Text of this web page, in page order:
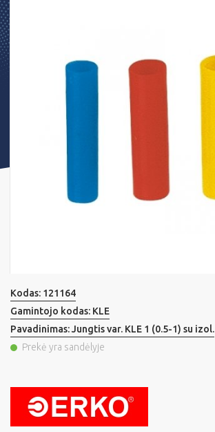
Kodas: 121164
Gamintojo kodas: KLE
Pavadinimas:Jungtis var. KLE 1 (0.5-1) su izol.
Prekė yra sandėlyje